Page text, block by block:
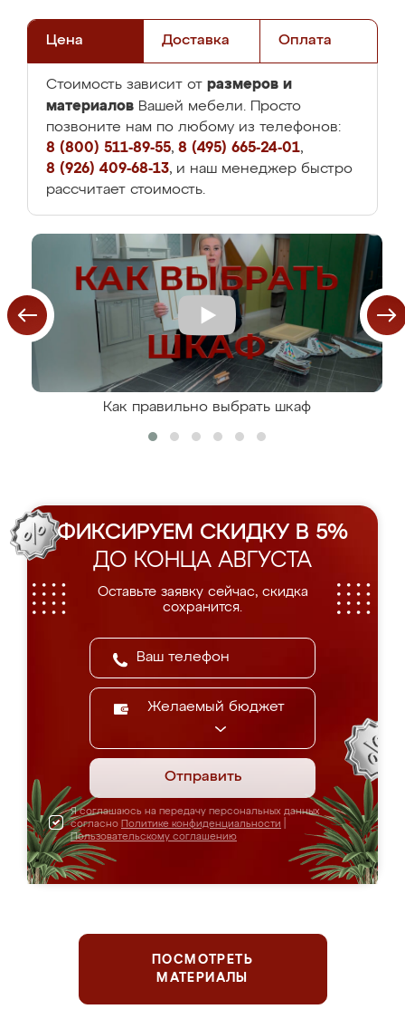
Цена Доставка Оплата
Стоимость зависит от размеров и
материалов Вашей мебели. Просто
позвоните нам по любому из телефонов:
8 (800) 511-89-55, 8 (495) 665-24-01,
8 (926) 409-68-13, и наш менеджер быстро
рассчитает стоимость.
Как правильно выбрать шкаф
ФИКСИРУЕМ СКИДКУ В 5%
ДО КОНЦА АВГУСТА
Оставьте заявку сейчас, скидка
сохранится.
Желаемый бюджет
Отправить
Я соглашаюсь на передачу персональных данных
согласно Политике конфиденциальности
Пользовательскому соглашению
ПОСМОТРЕТЬ
МАТЕРИАЛЫ